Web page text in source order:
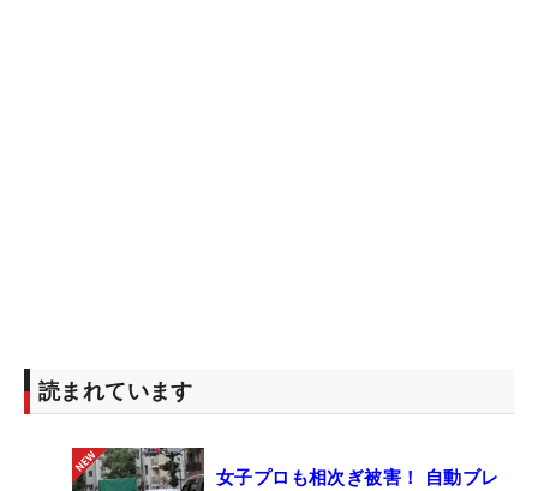
読まれています
女子プロも相次ぎ被害！ 自動ブレ